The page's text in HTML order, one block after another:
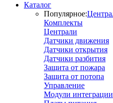
Каталог
Популярное:
Комплекты
Централи
Датчики движения
Датчики открытия
Датчики разбития
Защита от пожара
Защита от потопа
Управление
Модули интеграции